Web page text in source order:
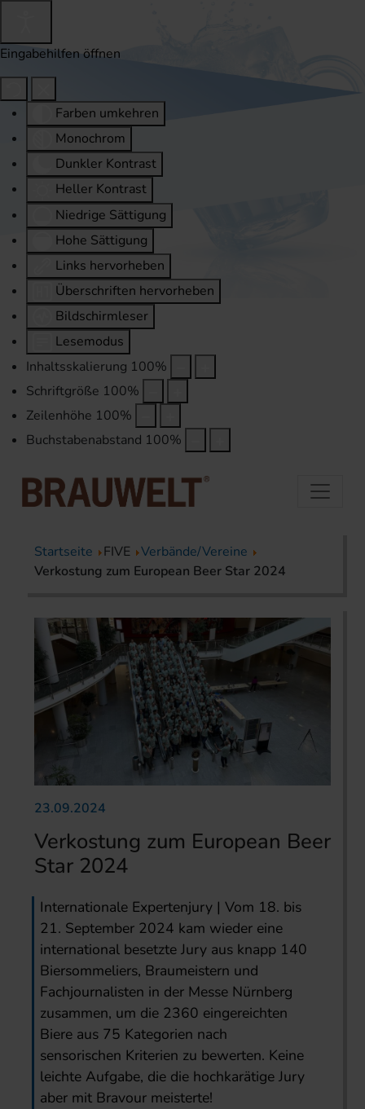
Eingabehilfen öffnen
Farben umkehren
Monochrom
Dunkler Kontrast
Heller Kontrast
Niedrige Sättigung
Hohe Sättigung
Links hervorheben
Überschriften hervorheben
Bildschirmleser
Lesemodus
Inhaltsskalierung 100%
Schriftgröße 100%
Zeilenhöhe 100%
Buchstabenabstand 100%
Startseite FIVE Verbände/Vereine
Verkostung zum European Beer Star 2024
23.09.2024
Verkostung zum European Beer
Star 2024
Internationale Expertenjury | Vom 18. bis
21. September 2024 kam wieder eine
international besetzte Jury aus knapp 140
Biersommeliers, Braumeistern und
Fachjournalisten in der Messe Nürnberg
zusammen, um die 2360 eingereichten
Biere aus 75 Kategorien nach
sensorischen Kriterien zu bewerten. Keine
leichte Aufgabe, die die hochkarätige Jury
aber mit Bravour meisterte!